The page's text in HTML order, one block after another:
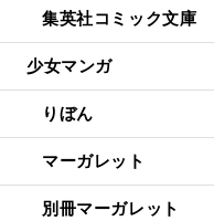
集英社コミック文庫
少女マンガ
りぼん
マーガレット
別冊マーガレット